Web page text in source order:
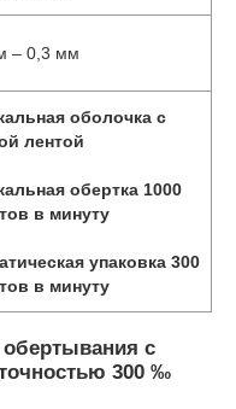
– 0,3 мм
оболочка с
лентой
обертка 1000
в минуту
упаковка 300
в минуту
с
300 ‰